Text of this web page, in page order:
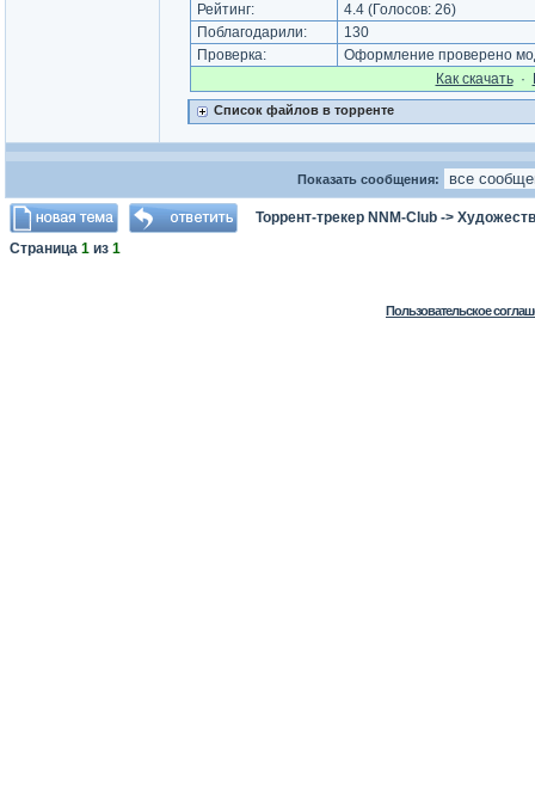
Рейтинг: 4.4(Голосов: 26)
Поблагодарили:
130
Проверка:
Оформление проверено
Как cкачать·
Список файлов в торренте
Показать сообщения:
Торрент-трекер NNM-Club ->
Страница 1 из 1
Пользовательское